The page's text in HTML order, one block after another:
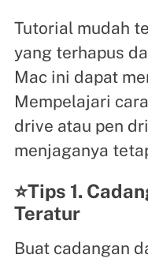
Tutorial mudah
yang terhapus
Mac ini dapat
Mempelajari
drive atau pen
menjaganya
⭐Tips 1.
Teratur
Buat cadangan